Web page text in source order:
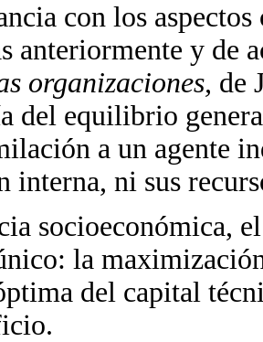
con los
anteriormente y de
organizaciones, de
del equilibrio
a un agente
interna, ni sus
socioeconómica,
la
del capital